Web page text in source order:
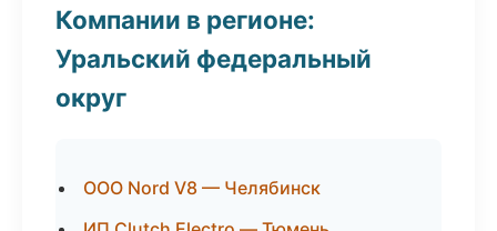
Компании в регионе:
Уральский федеральный
округ
ООО Nord V8 — Челябинск